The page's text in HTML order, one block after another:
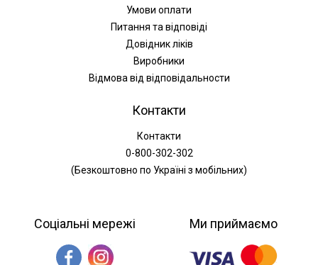
Умови оплати
Питання та відповіді
Довідник ліків
Виробники
Відмова від відповідальности
Контакти
Контакти
0-800-302-302
(Безкоштовно по Україні з мобільних)
Соціальні мережі Ми приймаємо